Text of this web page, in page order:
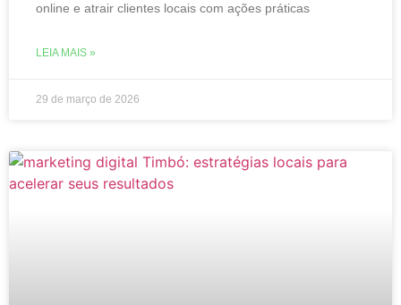
online e atrair clientes locais com ações práticas
LEIA MAIS »
29 de março de 2026